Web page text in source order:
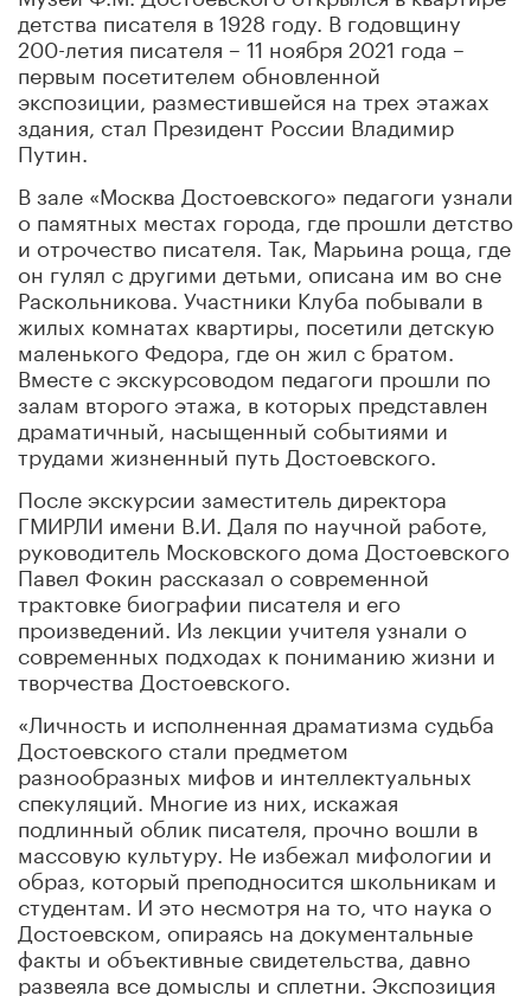
детства писателя в 1928 году. В годовщину
200-летия писателя – 11 ноября 2021 года –
первым посетителем обновленной
экспозиции, разместившейся на трех этажах
здания, стал Президент России Владимир
Путин.
В зале «Москва Достоевского» педагоги узнали
о памятных местах города, где прошли детство
и отрочество писателя. Так, Марьина роща, где
он гулял с другими детьми, описана им во сне
Раскольникова. Участники Клуба побывали в
жилых комнатах квартиры, посетили детскую
маленького Федора, где он жил с братом.
Вместе с экскурсоводом педагоги прошли по
залам второго этажа, в которых представлен
драматичный, насыщенный событиями и
трудами жизненный путь Достоевского.
После экскурсии заместитель директора
ГМИРЛИ имени В.И. Даля по научной работе,
руководитель Московского дома Достоевского
Павел Фокин рассказал о современной
трактовке биографии писателя и его
произведений. Из лекции учителя узнали о
современных подходах к пониманию жизни и
творчества Достоевского.
«Личность и исполненная драматизма судьба
Достоевского стали предметом
разнообразных мифов и интеллектуальных
спекуляций. Многие из них, искажая
подлинный облик писателя, прочно вошли в
массовую культуру. Не избежал мифологии и
образ, который преподносится школьникам и
студентам. И это несмотря на то, что наука о
Достоевском, опираясь на документальные
факты и объективные свидетельства, давно
развеяла все домыслы и сплетни. Экспозиция